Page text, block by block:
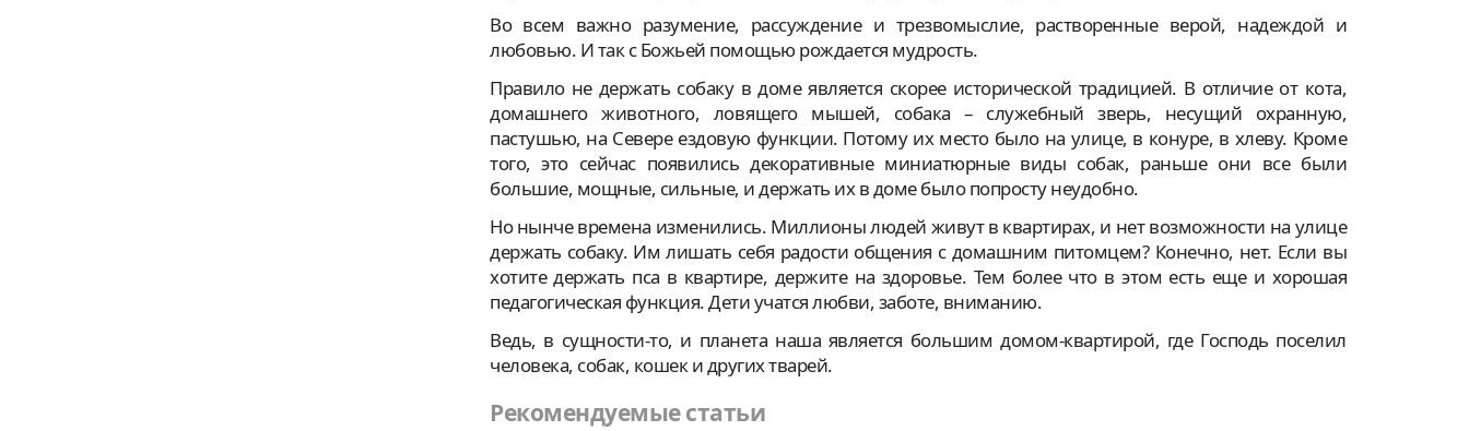
Во всем важно разумение, рассуждение и трезвомыслие, растворенные верой, надеждой и
любовью. И так с Божьей помощью рождается мудрость.
Правило не держать собаку в доме является скорее исторической традицией. В отличие от кота,
домашнего животного, ловящего мышей, собака – служебный зверь, несущий охранную,
пастушью, на Севере ездовую функции. Потому их место было на улице, в конуре, в хлеву. Кроме
того, это сейчас появились декоративные миниатюрные виды собак, раньше они все были
большие, мощные, сильные, и держать их в доме было попросту неудобно.
Но нынче времена изменились. Миллионы людей живут в квартирах, и нет возможности на улице
держать собаку. Им лишать себя радости общения с домашним питомцем? Конечно, нет. Если вы
хотите держать пса в квартире, держите на здоровье. Тем более что в этом есть еще и хорошая
педагогическая функция. Дети учатся любви, заботе, вниманию.
Ведь, в сущности-то, и планета наша является большим домом-квартирой, где Господь поселил
человека, собак, кошек и других тварей.
Рекомендуемые статьи